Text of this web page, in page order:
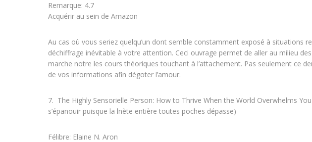
Remarque: 4.7
Acquérir au sein de Amazon
Au cas où vous seriez quelqu’un dont semble constamment exposé à situations
déchiffrage inévitable à votre attention. Ceci ouvrage permet de aller au milieu
marche notre les cours théoriques touchant à l’attachement. Pas seulement ce
de vos informations afin dégoter l’amour.
7. The Highly Sensorielle Person: How to Thrive When the World Overwhelms
s’épanouir puisque la lnète entière toutes poches dépasse)
Félibre: Elaine N. Aron